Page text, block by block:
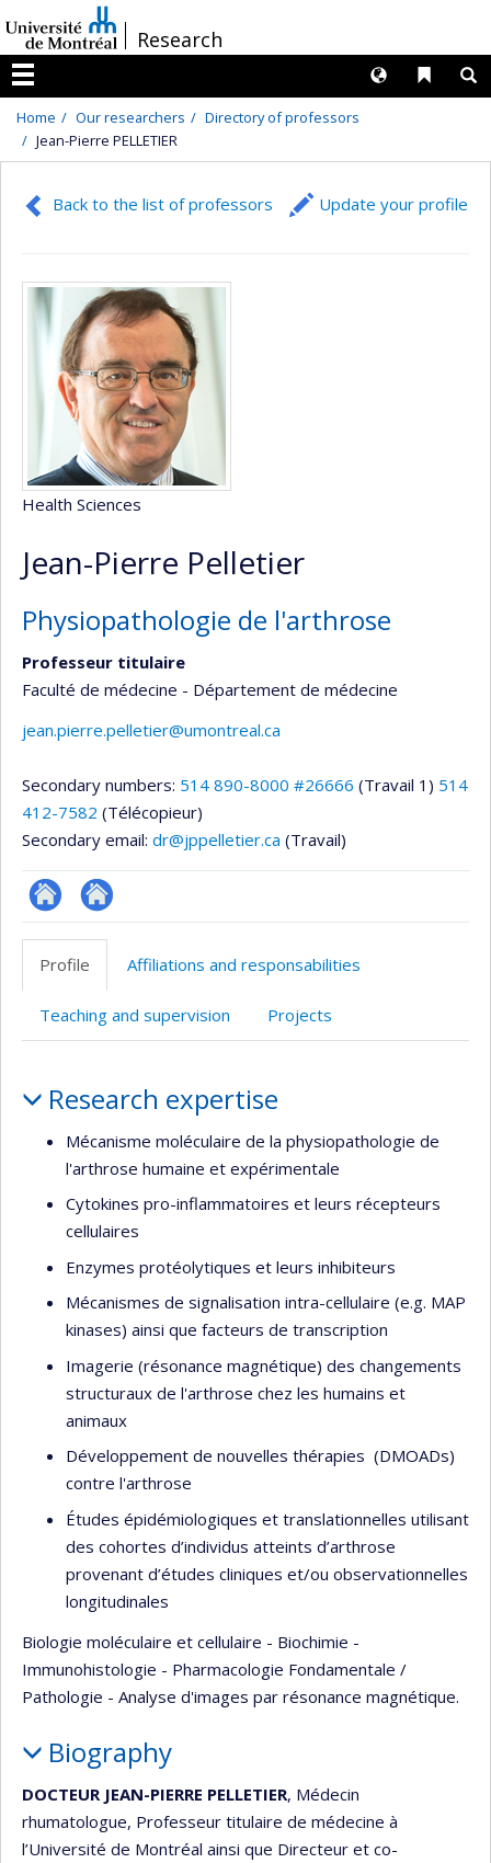
au
contenu
/Research
Menu
Liens
Langues
Home Our researchers
Directory of professors
Jean-Pierre PELLETIER
Back to the list of professors Update your profile
Health Sciences
Jean-Pierre Pelletier
Physiopathologie de l'arthrose
Professeur titulaire
Faculté de médecine - Département de médecine
jean.pierre.pelletier@umontreal.ca
Secondary numbers: 514 890-8000 #26666 (Travail 1) 514
412-7582 (Télécopieur)
Secondary email: dr@jppelletier.ca (Travail)
Site
l’unité
de
Autre
Profile Affiliations and responsabilities
Teaching and supervision Projects
Research expertise
Mécanisme moléculaire de la physiopathologie de
l'arthrose humaine et expérimentale
Cytokines pro-inflammatoires et leurs récepteurs
cellulaires
Enzymes protéolytiques et leurs inhibiteurs
Mécanismes de signalisation intra-cellulaire (e.g. MAP
kinases) ainsi que facteurs de transcription
Imagerie (résonance magnétique) des changements
structuraux de l'arthrose chez les humains et
animaux
Développement de nouvelles thérapies (DMOADs)
contre l'arthrose
Études épidémiologiques et translationnelles utilisant
des cohortes d’individus atteints d’arthrose
provenant d’études cliniques et/ou observationnelles
longitudinales
Biologie moléculaire et cellulaire - Biochimie -
Immunohistologie - Pharmacologie Fondamentale /
Pathologie - Analyse d'images par résonance magnétique.
Biography
DOCTEUR JEAN-PIERRE PELLETIER, Médecin
rhumatologue, Professeur titulaire de médecine à
l’Université de Montréal ainsi que Directeur et co-